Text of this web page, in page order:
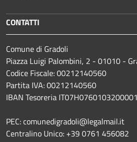
CONTATTI
Comune di Gradoli
Piazza Luigi Palombini, 2 - 01010 -
Codice Fiscale: 00212140560
Partita IVA: 00212140560
IBAN Tesoreria
PEC: comunedigradoli@legalmail.it
Centralino Unico: +39 0761 456082